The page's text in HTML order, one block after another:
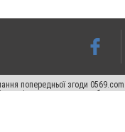
попередньої згоди
не нижче другого